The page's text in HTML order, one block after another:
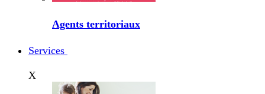
Agents territoriaux
Services
X